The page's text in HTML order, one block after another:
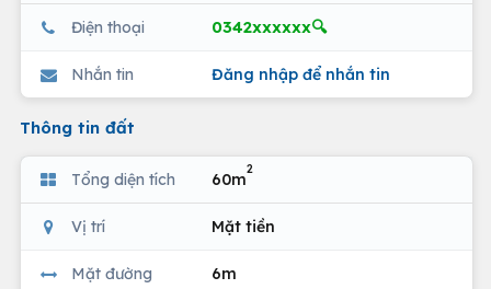
Điện thoại 0342xxxxxx🔍
Nhắn tin Đăng nhập để nhắn tin
Thông tin đất
Tổng diện tích 60m
2
Vị trí Mặt tiền
Mặt đường 6m